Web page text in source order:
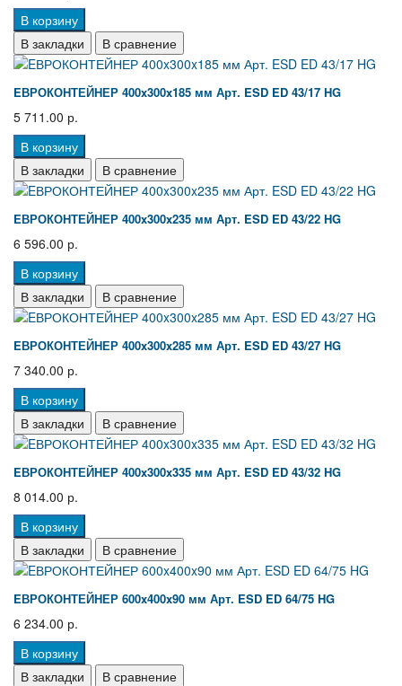
В корзину
В закладки
В сравнение
EВРОКОНТЕЙНЕР 400x300x185 мм Арт. ESD ED 43/17 HG
5 711.00 р.
В корзину
В закладки
В сравнение
EВРОКОНТЕЙНЕР 400x300x235 мм Арт. ESD ED 43/22 HG
6 596.00 р.
В корзину
В закладки
В сравнение
EВРОКОНТЕЙНЕР 400x300x285 мм Арт. ESD ED 43/27 HG
7 340.00 р.
В корзину
В закладки
В сравнение
EВРОКОНТЕЙНЕР 400x300x335 мм Арт. ESD ED 43/32 HG
8 014.00 р.
В корзину
В закладки
В сравнение
EВРОКОНТЕЙНЕР 600x400x90 мм Арт. ESD ED 64/75 HG
6 234.00 р.
В корзину
В закладки
В сравнение